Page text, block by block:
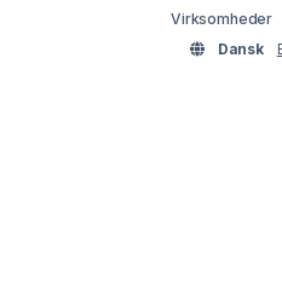
Virksomheder
Dansk